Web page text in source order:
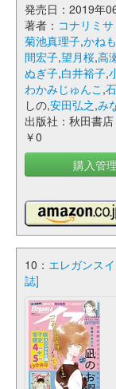
発売日：2019年
著者： コナリミサ
菊池真理子,かね
間宏子,望月桜,高
ぬぎ子,白井裕子,
わかみじゅんこ ,
しの,安田弘之,み
出版社：秋田書店
￥0
購入管
10： エレガンス
誌]